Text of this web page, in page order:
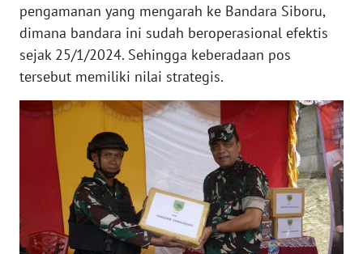
pengamanan yang mengarah ke Bandara Siboru,
dimana bandara ini sudah beroperasional efektis
sejak 25/1/2024. Sehingga keberadaan pos
tersebut memiliki nilai strategis.
WN
WN
PAPUA
WN
PAPUA
BARAT